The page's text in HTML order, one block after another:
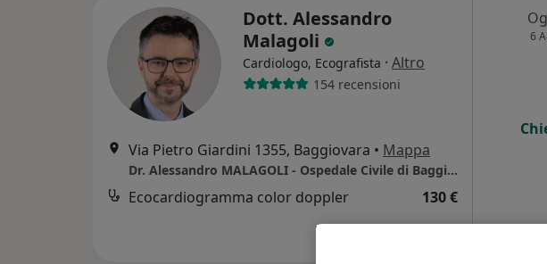
Dott. Alessandro
Malagoli
Cardiologo, Ecografista · Altro
154 recensioni
Via Pietro Giardini 1355, Baggiovara • Mappa
Dr. Alessandro MALAGOLI - Ospedale Civile di Baggiovara
Ecocardiogramma color doppler 130 €
6